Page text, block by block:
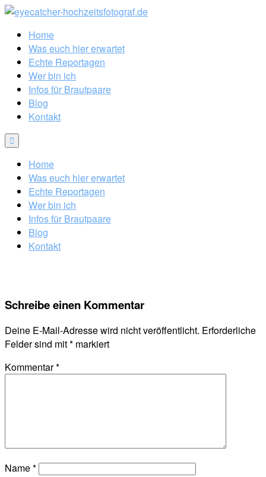
Home
Was euch hier erwartet
Echte Reportagen
Wer bin ich
Infos für Brautpaare
Blog
Kontakt
Home
Was euch hier erwartet
Echte Reportagen
Wer bin ich
Infos für Brautpaare
Blog
Kontakt
Schreibe einen Kommentar
Deine E-Mail-Adresse wird nicht veröffentlicht. Erforderliche
Felder sind mit* markiert
Kommentar*
Name*